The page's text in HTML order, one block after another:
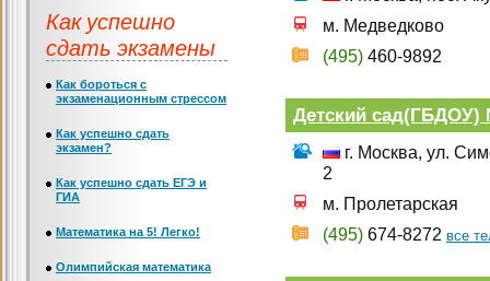
м. Медведково
(495) 460-9892
Детский
г. Москва, ул.
2
м. Пролетарская
(495) 674-8272 все
Как успешно
сдать экзамены
Как бороться с
экзаменационным стрессом
Как успешно сдать
экзамен?
Как успешно сдать ЕГЭ и
ГИА
Математика на 5! Легко!
Олимпийская математика